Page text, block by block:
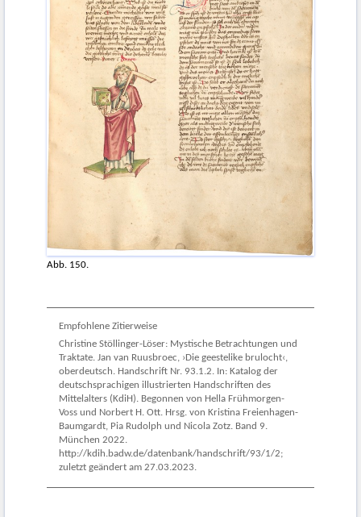
Abb. 150.
Empfohlene Zitierweise
Christine Stöllinger-Löser: Mystische Betrachtungen und
Traktate. Jan van Ruusbroec, ›Die geestelike brulocht‹,
oberdeutsch. Handschrift Nr. 93.1.2. In: Katalog der
deutschsprachigen illustrierten Handschriften des
Mittelalters (KdiH). Begonnen von Hella Frühmorgen-
Voss und Norbert H. Ott. Hrsg. von Kristina Freienhagen-
Baumgardt, Pia Rudolph und Nicola Zotz. Band 9.
München 2022.
http://kdih.badw.de/datenbank/handschrift/93/1/2;
zuletzt geändert am 27.03.2023.